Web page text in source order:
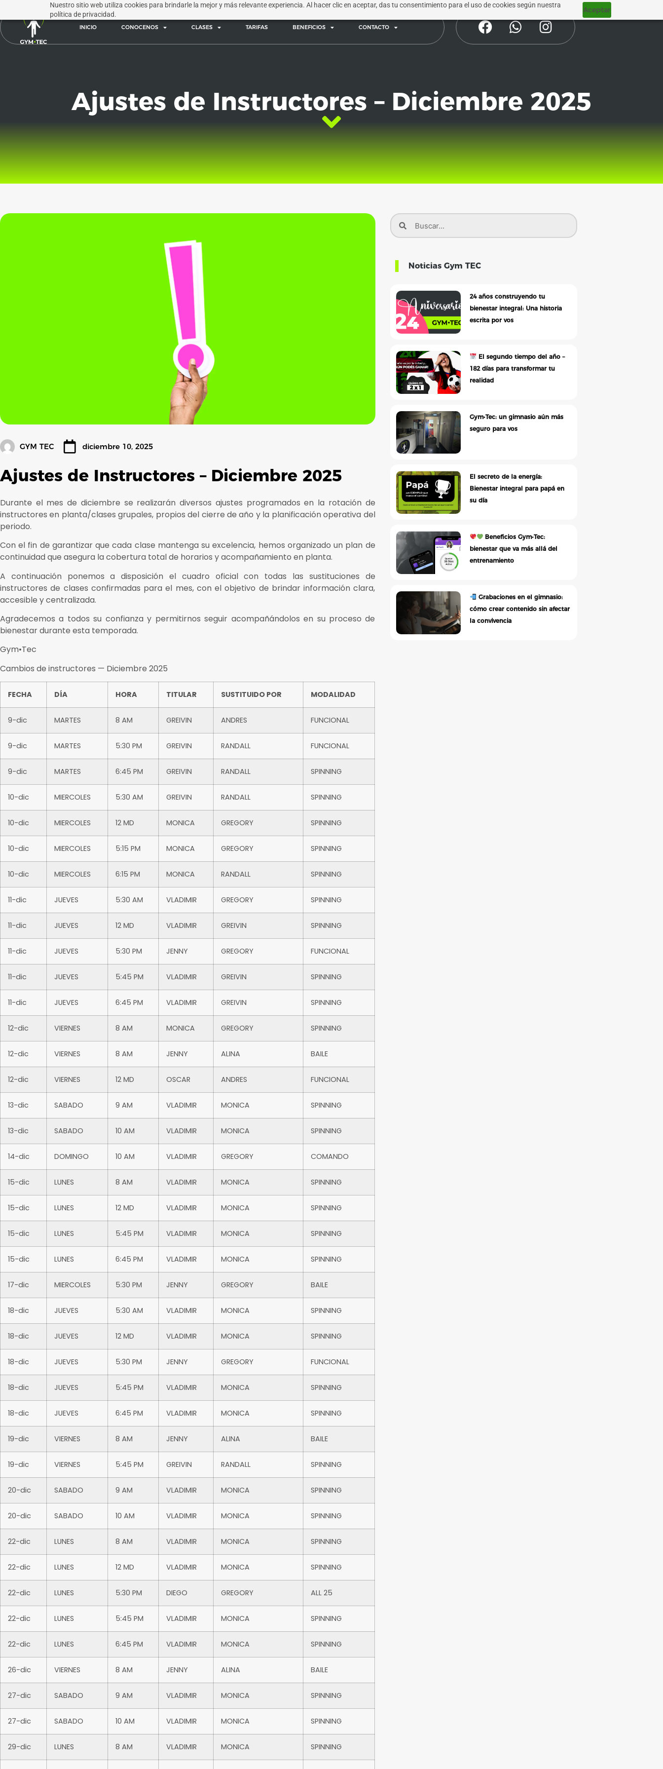
Nuestro sitio web utiliza cookies para brindarle la mejor y más relevante experiencia. Al hacer clic en aceptar, das tu consentimiento para el uso de cookies según nuestra
política de privacidad.
Aceptar
INICIO CONOCENOS CLASES TARIFAS BENEFICIOS CONTACTO
Ajustes de Instructores – Diciembre 2025
GYM TEC diciembre 10, 2025
Ajustes de Instructores – Diciembre 2025
Durante el mes de diciembre se realizarán diversos ajustes programados en la rotación de
instructores en planta/clases grupales, propios del cierre de año y la planificación operativa del
periodo.
Con el fin de garantizar que cada clase mantenga su excelencia, hemos organizado un plan de
continuidad que asegura la cobertura total de horarios y acompañamiento en planta.
A continuación ponemos a disposición el cuadro oficial con todas las sustituciones de
instructores de clases confirmadas para el mes, con el objetivo de brindar información clara,
accesible y centralizada.
Agradecemos a todos su confianza y permitirnos seguir acompañándolos en su proceso de
bienestar durante esta temporada.
Gym•Tec
Cambios de instructores — Diciembre 2025
FECHA DÍA HORA TITULAR SUSTITUIDO POR MODALIDAD
9-dic MARTES 8 AM GREIVIN ANDRES FUNCIONAL
9-dic MARTES 5:30 PM GREIVIN RANDALL FUNCIONAL
9-dic MARTES 6:45 PM GREIVIN RANDALL SPINNING
10-dic MIERCOLES 5:30 AM GREIVIN RANDALL SPINNING
10-dic MIERCOLES 12 MD MONICA GREGORY SPINNING
10-dic MIERCOLES 5:15 PM MONICA GREGORY SPINNING
10-dic MIERCOLES 6:15 PM MONICA RANDALL SPINNING
11-dic JUEVES 5:30 AM VLADIMIR GREGORY SPINNING
11-dic JUEVES 12 MD VLADIMIR GREIVIN SPINNING
11-dic JUEVES 5:30 PM JENNY GREGORY FUNCIONAL
11-dic JUEVES 5:45 PM VLADIMIR GREIVIN SPINNING
11-dic JUEVES 6:45 PM VLADIMIR GREIVIN SPINNING
12-dic VIERNES 8 AM MONICA GREGORY SPINNING
12-dic VIERNES 8 AM JENNY ALINA BAILE
12-dic VIERNES 12 MD OSCAR ANDRES FUNCIONAL
13-dic SABADO 9 AM VLADIMIR MONICA SPINNING
13-dic SABADO 10 AM VLADIMIR MONICA SPINNING
14-dic DOMINGO 10 AM VLADIMIR GREGORY COMANDO
15-dic LUNES 8 AM VLADIMIR MONICA SPINNING
15-dic LUNES 12 MD VLADIMIR MONICA SPINNING
15-dic LUNES 5:45 PM VLADIMIR MONICA SPINNING
15-dic LUNES 6:45 PM VLADIMIR MONICA SPINNING
17-dic MIERCOLES 5:30 PM JENNY GREGORY BAILE
18-dic JUEVES 5:30 AM VLADIMIR MONICA SPINNING
18-dic JUEVES 12 MD VLADIMIR MONICA SPINNING
18-dic JUEVES 5:30 PM JENNY GREGORY FUNCIONAL
18-dic JUEVES 5:45 PM VLADIMIR MONICA SPINNING
18-dic JUEVES 6:45 PM VLADIMIR MONICA SPINNING
19-dic VIERNES 8 AM JENNY ALINA BAILE
19-dic VIERNES 5:45 PM GREIVIN RANDALL SPINNING
20-dic SABADO 9 AM VLADIMIR MONICA SPINNING
20-dic SABADO 10 AM VLADIMIR MONICA SPINNING
22-dic LUNES 8 AM VLADIMIR MONICA SPINNING
22-dic LUNES 12 MD VLADIMIR MONICA SPINNING
22-dic LUNES 5:30 PM DIEGO GREGORY ALL 25
22-dic LUNES 5:45 PM VLADIMIR MONICA SPINNING
22-dic LUNES 6:45 PM VLADIMIR MONICA SPINNING
26-dic VIERNES 8 AM JENNY ALINA BAILE
27-dic SABADO 9 AM VLADIMIR MONICA SPINNING
27-dic SABADO 10 AM VLADIMIR MONICA SPINNING
29-dic LUNES 8 AM VLADIMIR MONICA SPINNING
Noticias Gym TEC
24 años construyendo tu
bienestar integral: Una historia
escrita por vos
El segundo tiempo del año –
182 días para transformar tu
realidad
Gym•Tec: un gimnasio aún más
seguro para vos
El secreto de la energía:
Bienestar integral para papá en
su día
Beneficios Gym•Tec:
bienestar que va más allá del
entrenamiento
Grabaciones en el gimnasio:
cómo crear contenido sin afectar
la convivencia